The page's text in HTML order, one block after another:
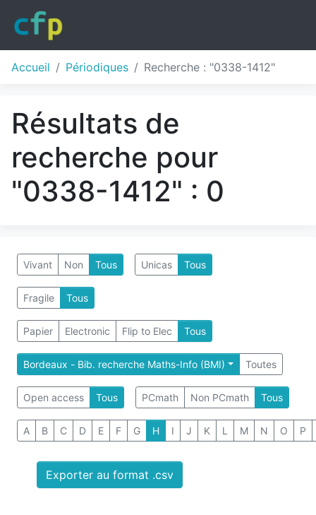
Accueil Périodiques Recherche : "0338-1412"
Résultats de
recherche pour
"0338-1412" : 0
Vivant Non Tous Unicas Tous
Fragile Tous
Papier Electronic Flip to Elec Tous
Bordeaux - Bib. recherche Maths-Info (BMI) Toutes
Open access Tous PCmath Non PCmath Tous
A B C D E F G H I J K L M N O P
Exporter au format .csv